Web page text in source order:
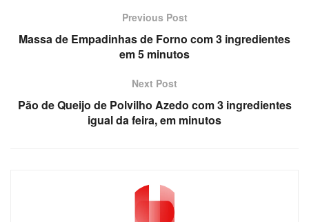
Previous Post
Massa de Empadinhas de Forno com 3 ingredientes
em 5 minutos
Next Post
Pão de Queijo de Polvilho Azedo com 3 ingredientes
igual da feira, em minutos